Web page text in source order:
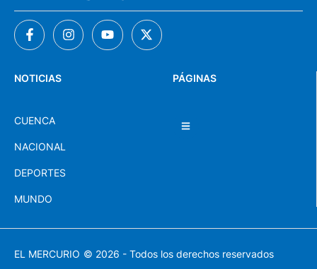
PÁGINAS
NOTICIAS
CUENCA
NACIONAL
DEPORTES
MUNDO
EL MERCURIO © 2026 - Todos los derechos reservados